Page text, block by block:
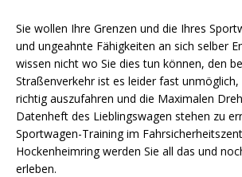
Sie wollen Ihre Grenzen und die Ihres
und ungeahnte Fähigkeiten an sich selber
wissen nicht wo Sie dies tun können, den
Straßenverkehr ist es leider fast
richtig auszufahren und die Maximalen
Datenheft des Lieblingswagen stehen zu
Sportwagen-Training im
Hockenheimring werden Sie all das und
erleben.